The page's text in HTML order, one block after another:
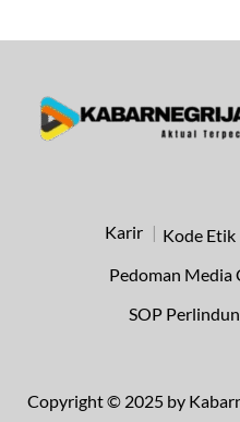
Karir Kode Etik
Pedoman Media
SOP
Copyright © 2025 by